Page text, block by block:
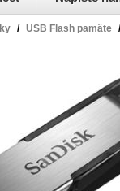
/ USB Flash pamäte /